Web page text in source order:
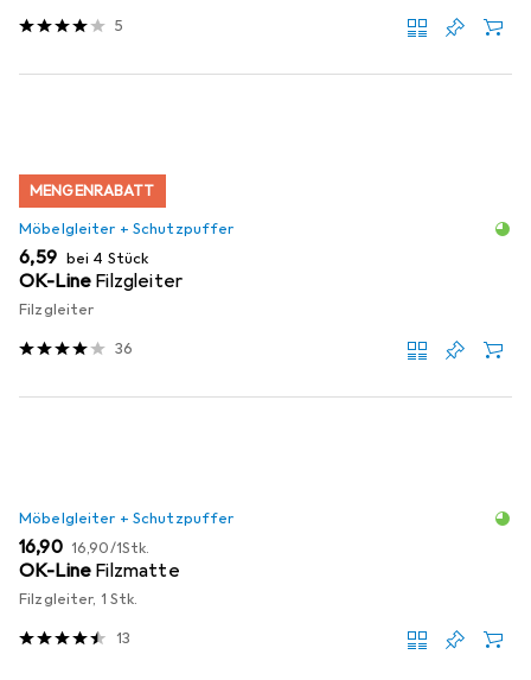
5
MENGENRABATT
Möbelgleiter + Schutzpuffer
EUR
6,59 bei 4 Stück
OK-Line Filzgleiter
Filzgleiter
36
Möbelgleiter + Schutzpuffer
EUR
16,90 EUR
16,90/1Stk.
OK-Line Filzmatte
Filzgleiter, 1 Stk.
13